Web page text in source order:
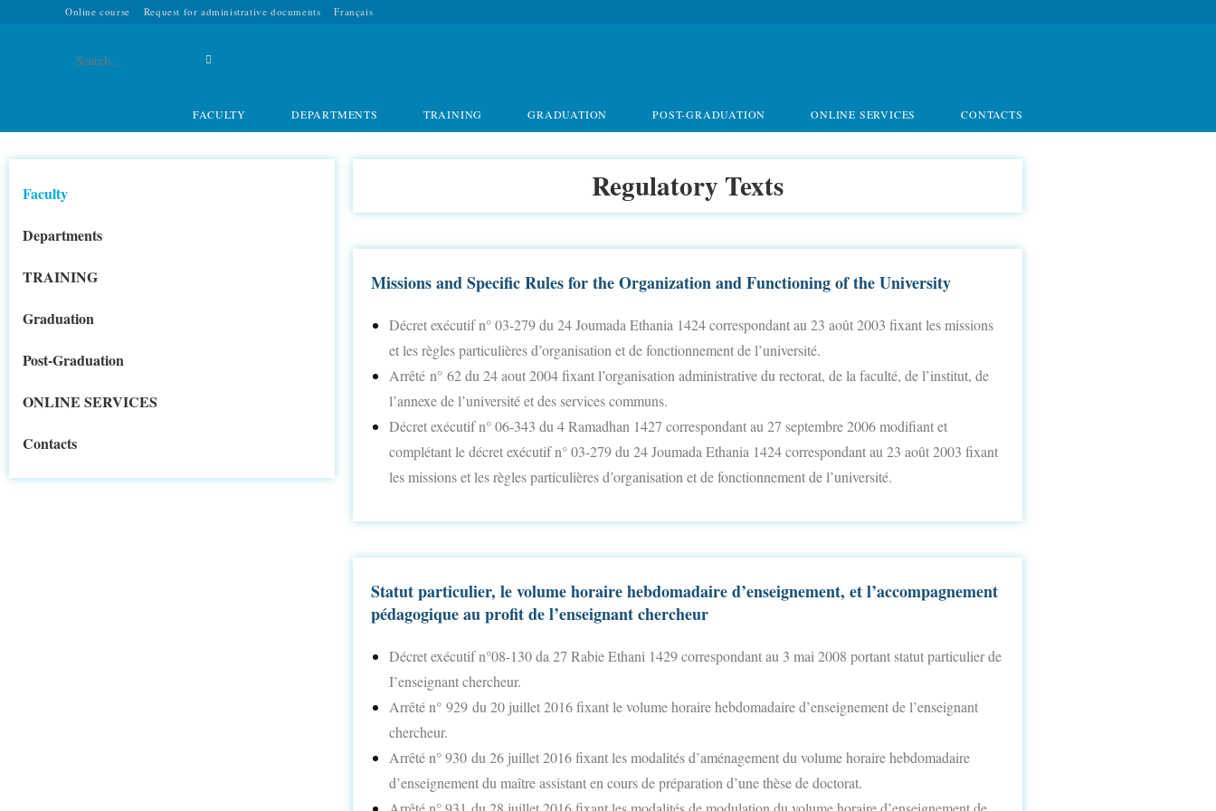
Online course Request for administrative documents Français
Search
website
FACULTY DEPARTMENTS TRAINING GRADUATION POST-GRADUATION ONLINE SERVICES CONTACTS
Faculty
Departments
TRAINING
Graduation
Post-Graduation
ONLINE SERVICES
Contacts
Regulatory Texts
Missions and Specific Rules for the Organization and Functioning of the University
Décret exécutif n° 03-279 du 24 Joumada Ethania 1424 correspondant au 23 août 2003 fixant les missions
et les règles particulières d’organisation et de fonctionnement de l’université.
Arrêté n°62 du 24 aout 2004 fixant l’organisation administrative du rectorat, de la faculté, de l’institut, de
l’annexe de l’université et des services communs.
Décret exécutif n° 06-343 du 4 Ramadhan 1427 correspondant au 27 septembre 2006 modifiant et
complétant le décret exécutif n° 03-279 du 24 Joumada Ethania 1424 correspondant au 23 août 2003 fixant
les missions et les règles particulières d’organisation et de fonctionnement de l’université.
Statut particulier, le volume horaire hebdomadaire d’enseignement, et l’accompagnement
pédagogique au profit de l’enseignant chercheur
Décret exécutif n°08-130 da 27 Rabie Ethani 1429 correspondant au 3 mai 2008 portant statut particulier de
I’enseignant chercheur.
Arrêté n° 929du 20 juillet 2016 fixant le volume horaire hebdomadaire d’enseignement de l’enseignant
chercheur.
Arrêté n° 930 du 26 juillet 2016 fixant les modalités d’aménagement du volume horaire hebdomadaire
d’enseignement du maître assistant en cours de préparation d’une thèse de doctorat.